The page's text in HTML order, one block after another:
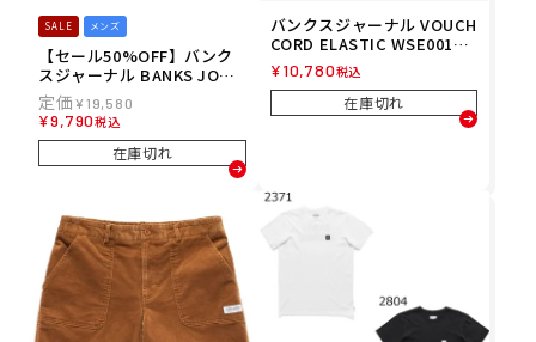
SALE メンズ
【セール50%OFF】バンク
スジャーナル BANKS JOUR
NAL サーフィン サーフ ウェ
ア スウェット パーカー PIG
MENT PILE HOODY BK251
MFL03 メンズ 男性 25SP 春
夏
¥19,580
¥9,790税込
在庫切れ
バンクスジャーナル VOUCH
CORD ELASTIC WSE0019
¥10,780税込
在庫切れ